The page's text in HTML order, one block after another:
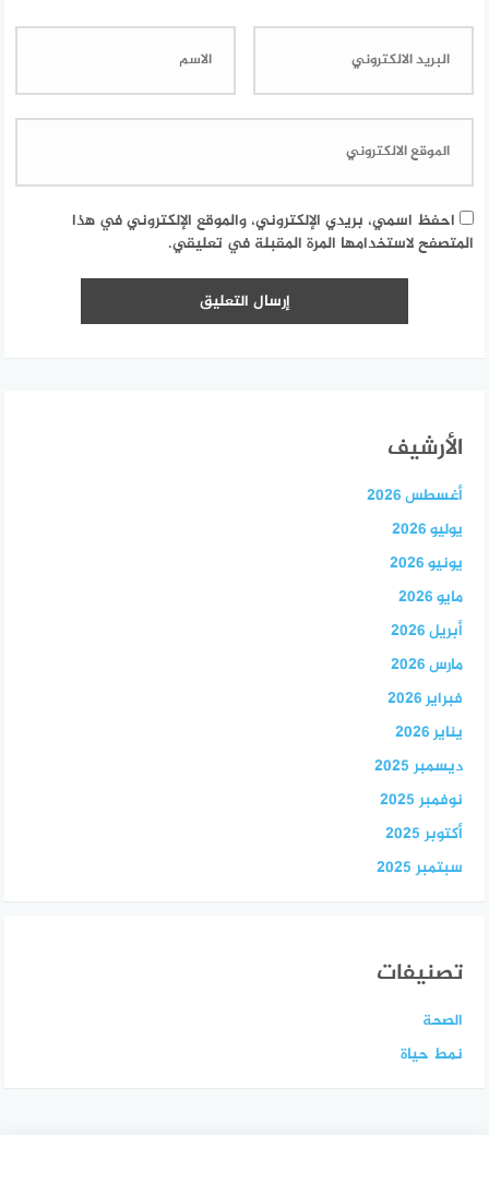
احفظ اسمي، بريدي الإلكتروني، والموقع الإلكتروني في هذا
المتصفح لاستخدامها المرة المقبلة في تعليقي.
الأرشيف
أغسطس 2026
يوليو 2026
يونيو 2026
مايو 2026
أبريل 2026
مارس 2026
فبراير 2026
يناير 2026
ديسمبر 2025
نوفمبر 2025
أكتوبر 2025
سبتمبر 2025
تصنيفات
الصحة
نمط حياة